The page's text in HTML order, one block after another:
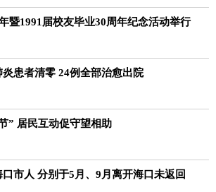
暨1991届校友毕业30周年纪念活动举行
患者清零 24例全部治愈出院
” 居民互动促守望相助
市人 分别于5月、9月离开海口未返回